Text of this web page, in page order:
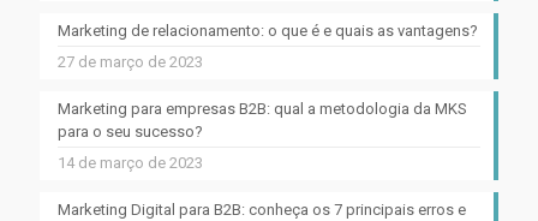
Marketing de relacionamento: o que é e quais as vantagens?
27 de março de 2023
Marketing para empresas B2B: qual a metodologia da MKS
para o seu sucesso?
14 de março de 2023
Marketing Digital para B2B: conheça os 7 principais erros e